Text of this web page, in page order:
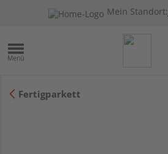
Mein Standort:
Fertigparkett